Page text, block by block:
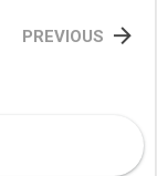

PREVIOUS